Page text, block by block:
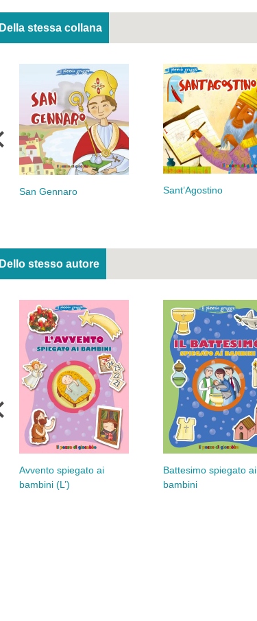
Della stessa collana
San Gennaro Sant’Agostino
Dello stesso autore
Avvento spiegato ai
bambini (L’)
Battesimo spiegato ai
bambini